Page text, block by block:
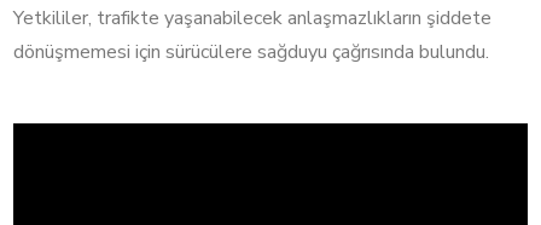
Yetkililer, trafikte yaşanabilecek anlaşmazlıkların şiddete
dönüşmemesi için sürücülere sağduyu çağrısında bulundu.